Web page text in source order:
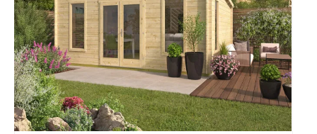
presentadas en
kits que
también toda la
tornillería
necesaria para
su montaje que
es muy fácil y
para el cual se